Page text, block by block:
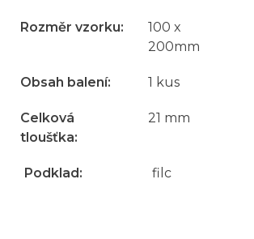
Rozměr vzorku:
100 x
200mm
Obsah balení: 1 kus
Celková
tloušťka:
21 mm
Podklad: filc